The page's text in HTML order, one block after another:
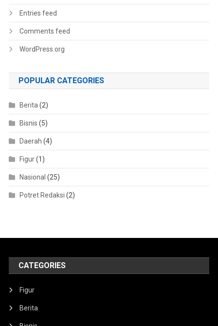
Entries feed
Comments feed
WordPress.org
POPULAR CATEGORIES
Berita (2)
Bisnis (5)
Daerah (4)
Figur(1)
Nasional (25)
Potret Redaksi (2)
CATEGORIES
Figur
Berita